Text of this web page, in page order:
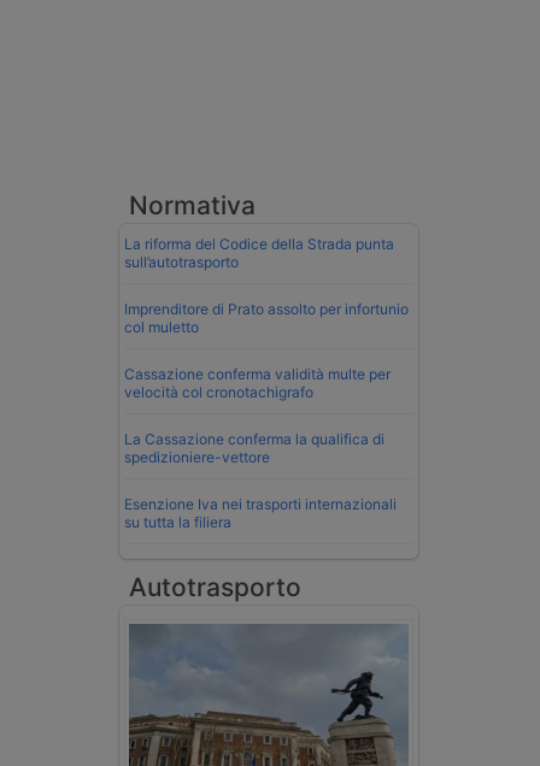
Normativa
La riforma del Codice della Strada punta
sull’autotrasporto
Imprenditore di Prato assolto per infortunio
col muletto
Cassazione conferma validità multe per
velocità col cronotachigrafo
La Cassazione conferma la qualifica di
spedizioniere-vettore
Esenzione Iva nei trasporti internazionali
su tutta la filiera
Autotrasporto